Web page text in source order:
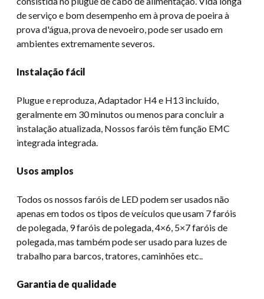
de serviço e bom desempenho em à prova de poeira à
prova d'água, prova de nevoeiro, pode ser usado em
ambientes extremamente severos.
Instalação fácil
Plugue e reproduza, Adaptador H4 e H13 incluído,
geralmente em 30 minutos ou menos para concluir a
instalação atualizada, Nossos faróis têm função EMC
integrada integrada.
Usos amplos
Todos os nossos faróis de LED podem ser usados ​​não
apenas em todos os tipos de veículos que usam 7 faróis
de polegada, 9 faróis de polegada, 4×6, 5×7 faróis de
polegada, mas também pode ser usado para luzes de
trabalho para barcos, tratores, caminhões etc..
Garantia de qualidade